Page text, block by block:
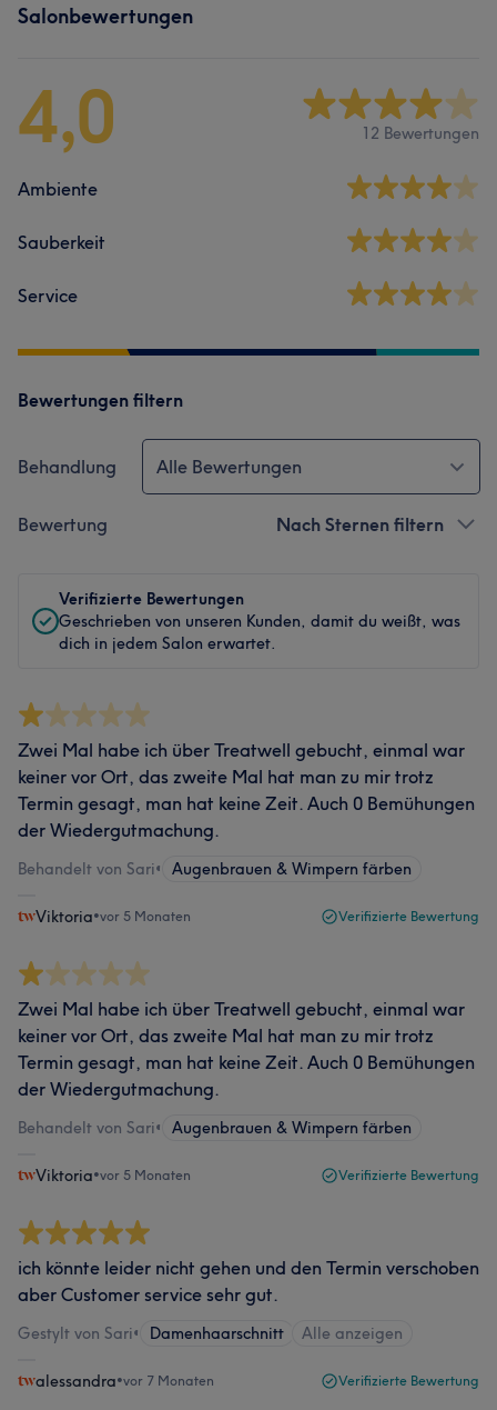
Salonbewertungen
4,0 12 Bewertungen
Ambiente
Sauberkeit
Service
Bewertungen filtern
Behandlung Alle Bewertungen
Bewertung Nach Sternen filtern
Verifizierte Bewertungen
Geschrieben von unseren Kunden, damit du weißt, was
dich in jedem Salon erwartet.
Zwei Mal habe ich über Treatwell gebucht, einmal war
keiner vor Ort, das zweite Mal hat man zu mir trotz
Termin gesagt, man hat keine Zeit. Auch 0 Bemühungen
der Wiedergutmachung.
Behandelt von Sari• Augenbrauen & Wimpern färben
Viktoria•vor 5 Monaten Verifizierte Bewertung
Zwei Mal habe ich über Treatwell gebucht, einmal war
keiner vor Ort, das zweite Mal hat man zu mir trotz
Termin gesagt, man hat keine Zeit. Auch 0 Bemühungen
der Wiedergutmachung.
Behandelt von Sari• Augenbrauen & Wimpern färben
Viktoria•vor 5 Monaten Verifizierte Bewertung
ich könnte leider nicht gehen und den Termin verschoben
aber Customer service sehr gut.
Gestylt von Sari• Damenhaarschnitt Alle anzeigen
alessandra•vor 7 Monaten Verifizierte Bewertung